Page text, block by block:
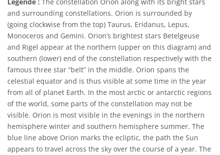
and surrounding constellations. Orion is surrounded by
(going clockwise from the top) Taurus, Eridanus, Lepus,
Monoceros and Gemini. Orion’s brightest stars Betelgeuse
and Rigel appear at the northern (upper on this diagram) and
southern (lower) end of the constellation respectively with the
famous three star “belt” in the middle. Orion spans the
celestial equator and is thus visible at some time in the year
from all of planet Earth. In the most arctic or antarctic regions
of the world, some parts of the constellation may not be
visible. Orion is most visible in the evenings in the northern
hemisphere winter and southern hemisphere summer. The
blue line above Orion marks the ecliptic, the path the Sun
appears to travel across the sky over the course of a year. The